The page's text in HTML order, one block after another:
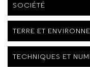
SOCIÉTÉ
TERRE ET
TECHNIQUES ET